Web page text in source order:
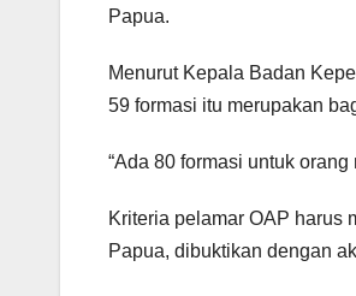
Papua.
Menurut Kepala Badan
59 formasi itu merupakan
“Ada 80 formasi untuk
Kriteria pelamar OAP harus
Papua, dibuktikan dengan